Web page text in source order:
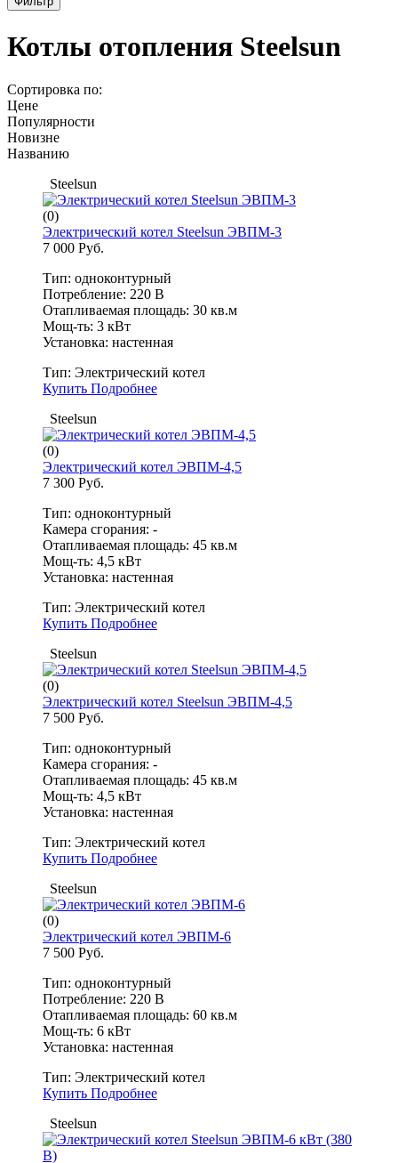
Котлы отопления Steelsun
Сортировка по:
Цене
Популярности
Новизне
Названию
Steelsun
(0)
Электрический котел Steelsun ЭВПМ-3
7 000 Руб.
Тип: одноконтурный
Потребление: 220 В
Отапливаемая площадь: 30 кв.м
Мощ-ть: 3 кВт
Установка: настенная
Тип: Электрический котел
Купить Подробнее
Steelsun
(0)
Электрический котел ЭВПМ-4,5
7 300 Руб.
Тип: одноконтурный
Камера сгорания: -
Отапливаемая площадь: 45 кв.м
Мощ-ть: 4,5 кВт
Установка: настенная
Тип: Электрический котел
Купить Подробнее
Steelsun
(0)
Электрический котел Steelsun ЭВПМ-4,5
7 500 Руб.
Тип: одноконтурный
Камера сгорания: -
Отапливаемая площадь: 45 кв.м
Мощ-ть: 4,5 кВт
Установка: настенная
Тип: Электрический котел
Купить Подробнее
Steelsun
(0)
Электрический котел ЭВПМ-6
7 500 Руб.
Тип: одноконтурный
Потребление: 220 В
Отапливаемая площадь: 60 кв.м
Мощ-ть: 6 кВт
Установка: настенная
Тип: Электрический котел
Купить Подробнее
Steelsun